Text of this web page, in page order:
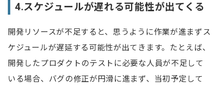
4.スケジュールが遅れる可能性が出てくる
開発リソースが不足すると、思うように作業が進まずス
ケジュールが遅延する可能性が出てきます。たとえば、
開発したプロダクトのテストに必要な人員が不足して
いる場合、バグの修正が円滑に進まず、当初予定して